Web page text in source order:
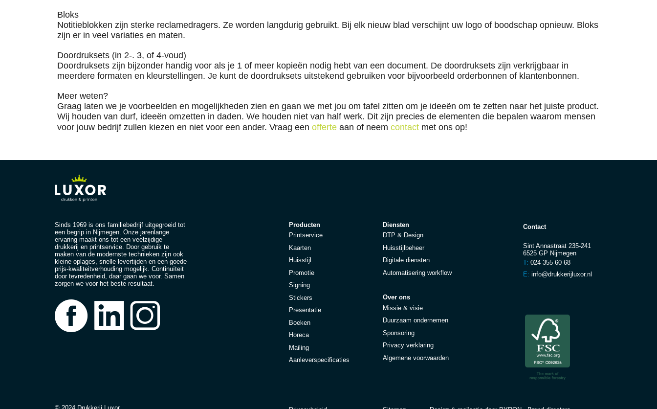
Bloks
Notitieblokken zijn sterke reclamedragers. Ze worden langdurig gebruikt. Bij elk nieuw blad verschijnt uw logo of boodschap opnieuw. Bloks
zijn er in veel variaties en maten.
Doordruksets (in 2-. 3, of 4-voud)
Doordruksets zijn bijzonder handig voor als je 1 of meer kopieën nodig hebt van een document. De doordruksets zijn verkrijgbaar in
meerdere formaten en kleurstellingen. Je kunt de doordruksets uitstekend gebruiken voor bijvoorbeeld orderbonnen of klantenbonnen.
Meer weten?
Graag laten we je voorbeelden en mogelijkheden zien en gaan we met jou om tafel zitten om je ideeën om te zetten naar het juiste product.
Wij houden van durf, ideeën omzetten in daden. We houden niet van half werk. Dit zijn precies de elementen die bepalen waarom mensen
voor jouw bedrijf zullen kiezen en niet voor een ander. Vraag een offerte aan of neem contact met ons op!
Sinds 1969 is ons familiebedrijf uitgegroeid tot
een begrip in Nijmegen. Onze jarenlange
ervaring maakt ons tot een veelzijdige
drukkerij en printservice. Door gebruik te
maken van de modernste technieken zijn ook
kleine oplages, snelle levertijden en een goede
prijs-kwaliteitverhouding mogelijk. Continuïteit
door tevredenheid, daar gaan we voor. Samen
zorgen we voor het beste resultaat.
Producten
Printservice
Kaarten
Huisstijl
Promotie
Signing
Stickers
Presentatie
Boeken
Horeca
Mailing
Aanleverspecificaties
Diensten
DTP & Design
Huisstijlbeheer
Digitale diensten
Automatisering workflow
Over ons
Missie & visie
Duurzaam ondernemen
Sponsoring
Privacy verklaring
Algemene voorwaarden
Contact
Sint Annastraat 235-241
6525 GP Nijmegen
T:024 355 60 68
E:info@drukkerijluxor.nl